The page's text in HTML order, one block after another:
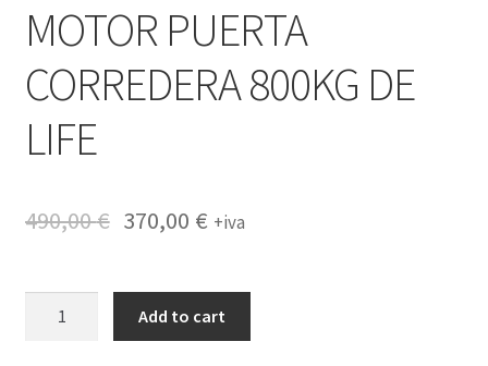
MOTOR PUERTA
CORREDERA 800KG DE
LIFE
490,00€ 370,00 € +iva
Add to cart